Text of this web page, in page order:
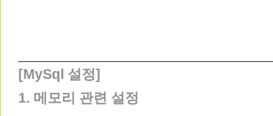
[MySql 설정]
1. 메모리 관련 설정